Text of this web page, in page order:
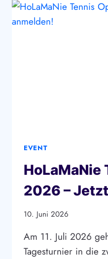
EVENT
HoLaMaNie
2026 –
10. Juni 2026
Am 11. Juli 2026
Tagesturnier in die